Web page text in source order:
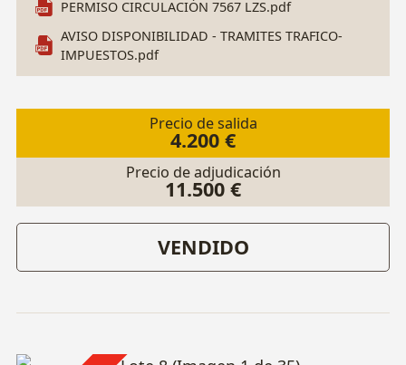
Control velocidad. Sensor lluvia. Sistema
Start/Stop. Arranque sin llave.Control remoto
de calefacción independiente.
WDD2132041A389269.AVISO: Sustitución de
motor nuevo en casa oficial MERCEDES agosto
2024 con 277.142 km. MOTOR ACTUAL 66.000
PERMISO CIRCULACIÓN 7567 LZS.pdf
AVISO DISPONIBILIDAD - TRAMITES TRAFICO-
IMPUESTOS.pdf
Precio de salida
4.200 €
Precio de adjudicación
11.500 €
VENDIDO